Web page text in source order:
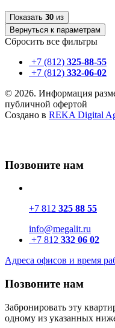
По площади
По этажу
По этажу
Показать 30 из
Вернуться к параметрам
Сбросить все фильтры
+7 (812) 325-88-55
+7 (812) 332-06-02
© 2026. Информация
публичной офертой
Создано в REKA Digital
Позвоните нам
+7 812 325 88 55
info@megalit.ru
+7 812 332 06 02
Адреса офисов и время
Позвоните нам
Забронировать эту
одному из указанных